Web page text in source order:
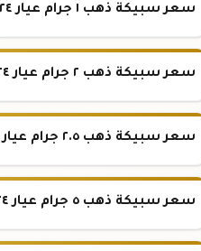
سعر سبيكة ذهب ١ جرام عيار ٢٤
سعر سبيكة ذهب ٢ جرام عيار ٢٤
سعر سبيكة ذهب ٢.٥ جرام عيار ٢٤
سعر سبيكة ذهب ٥ جرام عيار ٢٤